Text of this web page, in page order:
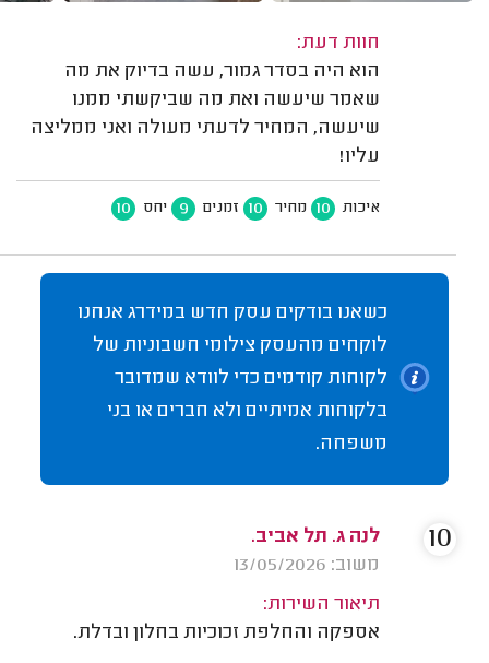
חוות דעת:
הוא היה בסדר גמור, עשה בדיוק את מה
שאמר שיעשה ואת מה שביקשתי ממנו
שיעשה, המחיר לדעתי מעולה ואני ממליצה
עליו!
איכות 10 מחיר 10 זמנים 9 יחס 10
כשאנו בודקים עסק חדש במידרג אנחנו
לוקחים מהעסק צילומי חשבוניות של
לקוחות קודמים כדי לוודא שמדובר
בלקוחות אמיתיים ולא חברים או בני
משפחה.
לנה ג. תל אביב.
משוב: 13/05/2026
תיאור השירות:
אספקה והחלפת זכוכיות בחלון ובדלת.
10